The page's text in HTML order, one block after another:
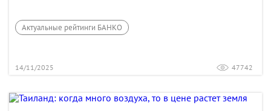
Актуальные рейтинги БАНКО
14/11/2025 47742